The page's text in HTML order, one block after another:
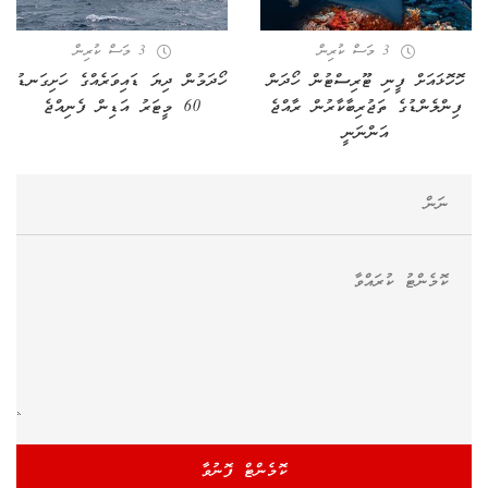
3 މަސް ކުރިން
ހޮހޮޅައަށް ފީނި ޓޫރިސްޓުން ހޯދަން
ފިންލެންޑުގެ ތަޖުރިބާކާރުން ރާއްޖެ
އަންނަނީ
3 މަސް ކުރިން
ހޯދަމުން ދިޔަ ޑައިވަރެއްގެ ހަށިގަނޑު
60 މީޓަރު އަޑިން ފެނިއްޖެ